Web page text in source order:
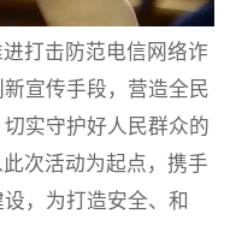
打击防范电信网络诈
宣传手段，营造全民
实守护好人民群众的
次活动为起点，携手
，为打造安全、和